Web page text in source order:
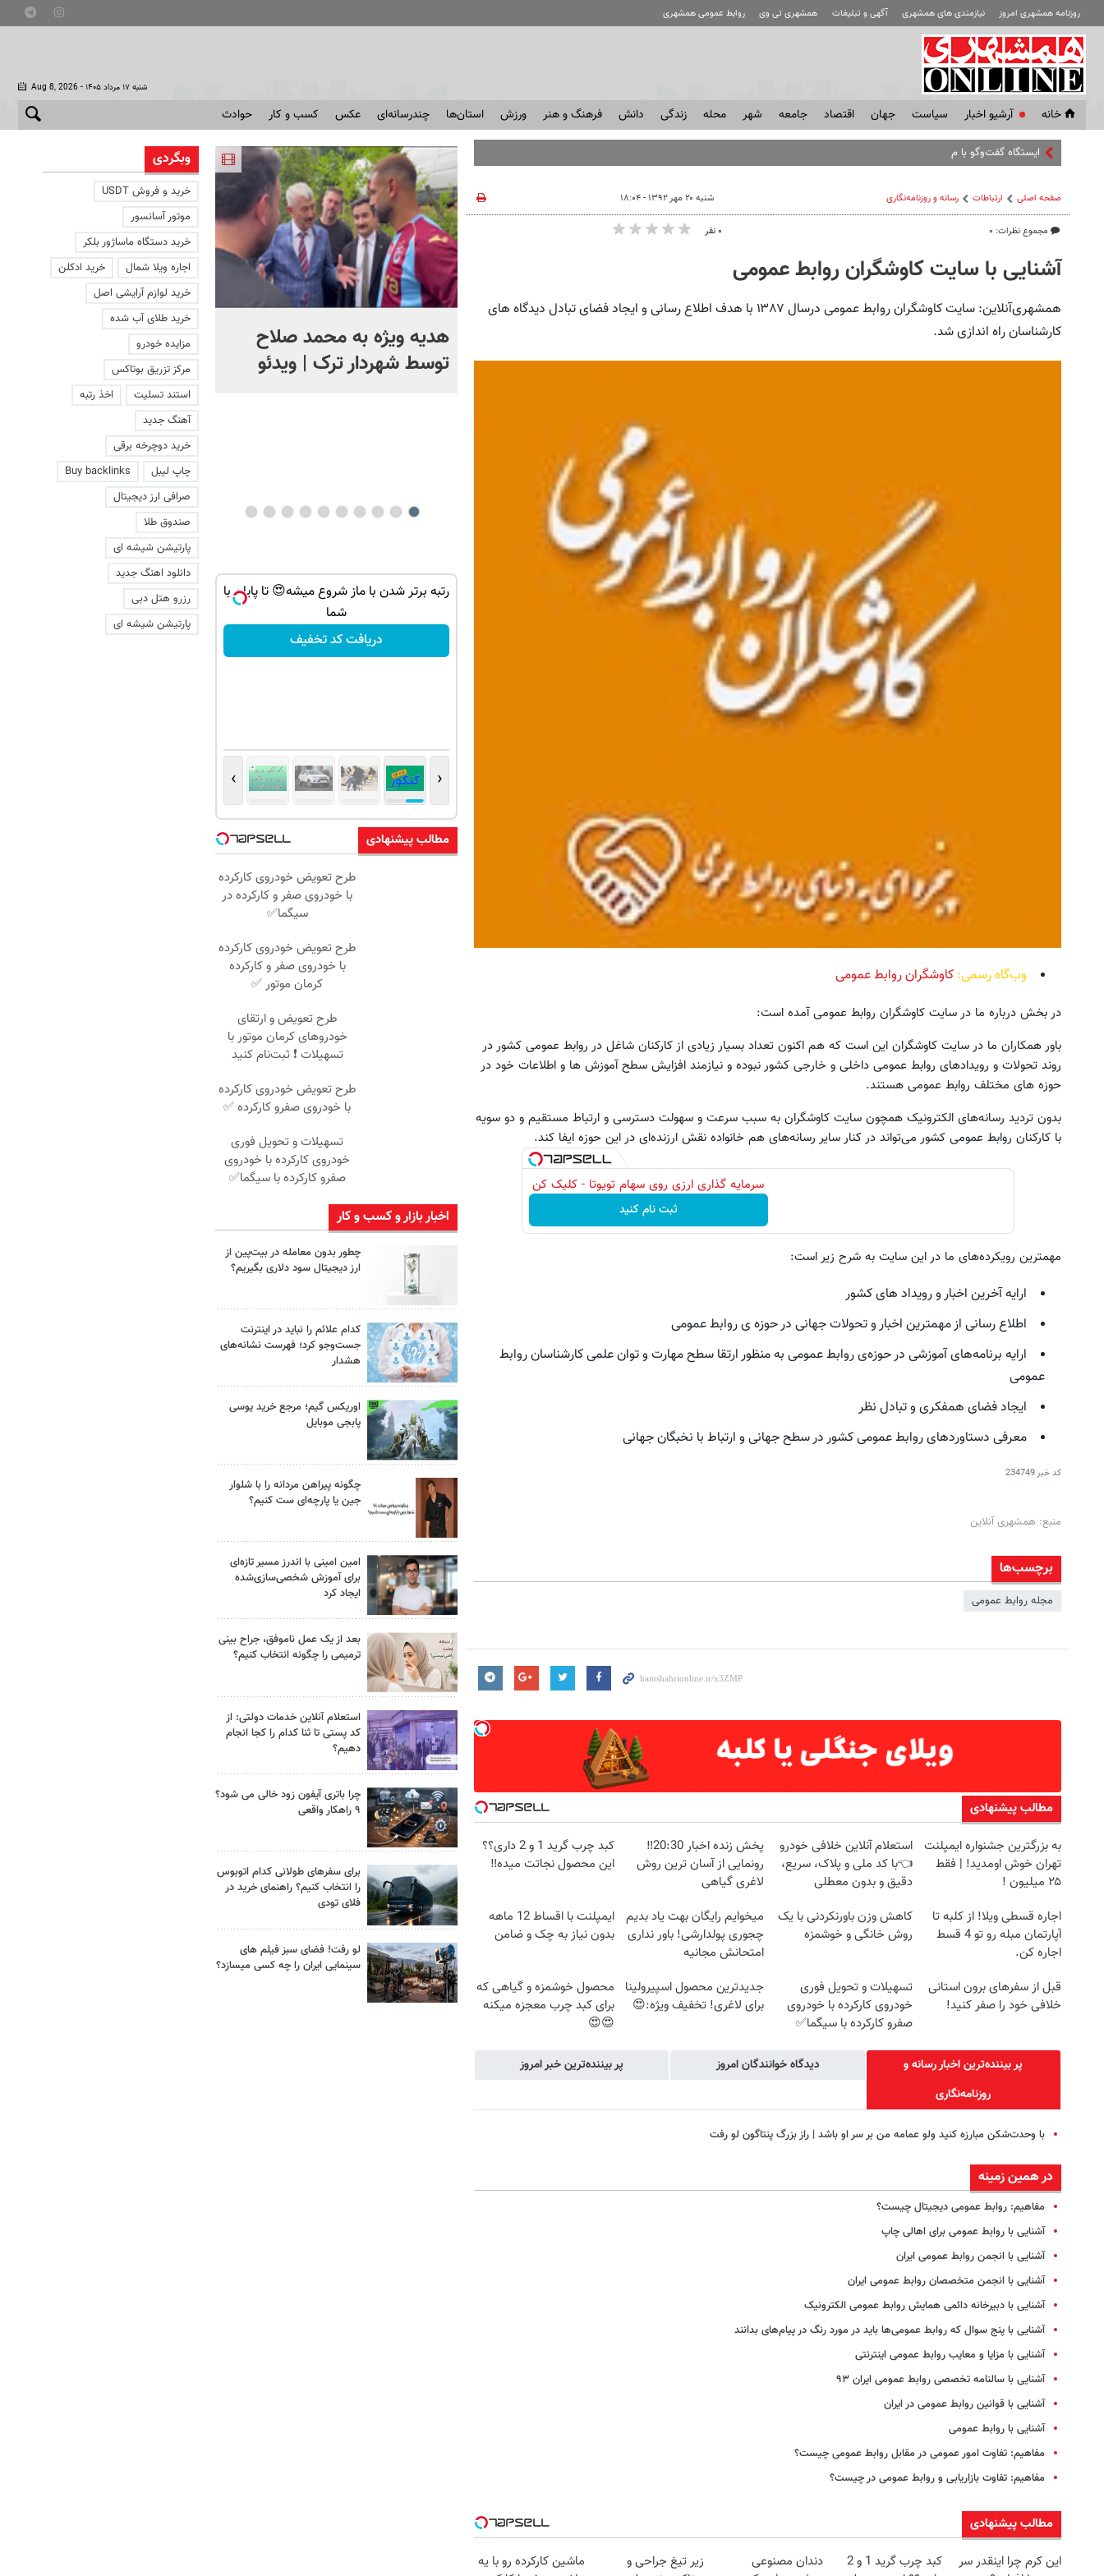
روزنامه همشهری امروز نیازمندی های همشهری آگهی و تبلیغات همشهری تی وی روابط عمومی همشهری
Aug 8, 2026 - شنبه ۱۷ مرداد ۱۴۰۵
خانه آرشیو اخبار سياست جهان اقتصاد جامعه شهر محله زندگی دانش فرهنگ و هنر ورزش استان‌ها چندرسانه‌ای عکس کسب و کار حوادث
ایستگاه گفت‌وگو با مسافران مترو
صفحه اصلی ارتباطات رسانه و روزنامه‌نگاری
مجموع نظرات: ۰
شنبه ۲۰ مهر ۱۳۹۲ - ۱۸:۰۴
۰ نفر
آشنایی با سایت کاوشگران روابط عمومی
همشهری‌آنلاین: سایت کاوشگران روابط عمومی درسال ۱۳۸۷ با هدف اطلاع رسانی و ایجاد فضای تبادل دیدگاه های
کارشناسان راه اندازی شد.
وب‌گاه رسمی: کاوشگران روابط عمومی
در بخش درباره ما در سایت کاوشگران روابط عمومی آمده است:
باور همکاران ما در سایت کاوشگران این است که هم اکنون تعداد بسیار زیادی از کارکنان شاغل در روابط عمومی کشور در
روند تحولات و رویدادهای روابط عمومی داخلی و خارجی کشور نبوده و نیازمند افزایش سطح آموزش ها و اطلاعات خود در
حوزه های مختلف روابط عمومی هستند.
بدون تردید رسانه‌های الکترونیک همچون سایت کاوشگران به سبب سرعت و سهولت دسترسی و ارتباط مستقیم و دو سویه
با کارکنان روابط عمومی کشور می‌تواند در کنار سایر رسانه‌های هم خانواده نقش ارزنده‌ای در این حوزه ایفا کند.
سرمایه گذاری ارزی روی سهام تویوتا - کلیک کن
ثبت نام کنید
مهمترین رویکرده‌های ما در این سایت به شرح زیر است:
ارایه آخرین اخبار و رویداد های کشور
اطلاع رسانی از مهمترین اخبار و تحولات جهانی در حوزه ی روابط عمومی
ارایه برنامه‌های آموزشی در حوزه‌ی روابط عمومی به منظور ارتقا سطح مهارت و توان علمی کارشناسان روابط
عمومی
ایجاد فضای همفکری و تبادل نظر
معرفی دستاوردهای روابط عمومی کشور در سطح جهانی و ارتباط با نخبگان جهانی
کد خبر234749
منبع: همشهری آنلاین
برچسب‌ها
مجله روابط عمومی
مطالب پیشنهادی
به بزرگترین جشنواره ایمپلنت
تهران خوش اومدید! | فقط
۲۵ میلیون !
استعلام آنلاین خلافی خودرو
👈با کد ملی و پلاک، سریع،
دقیق و بدون معطلی
پخش زنده اخبار 20:30‼️
رونمایی از آسان ترین روش
لاغری گیاهی
کبد چرب گرید 1 و 2 داری؟؟
این محصول نجاتت میده‼️
اجاره‌ قسطی ویلا! از کلبه تا
آپارتمان مبله رو تو 4 قسط
اجاره کن.
کاهش وزن باورنکردنی با یک
روش خانگی و خوشمزه
میخوایم رایگان بهت یاد بدیم
چجوری پولدارشی! باور نداری
امتحانش مجانیه
ایمپلنت با اقساط 12 ماهه
بدون نیاز به چک و ضامن
قبل از سفرهای برون استانی
خلافی خود را صفر کنید!
تسهیلات و تحویل فوری
خودروی کارکرده با خودروی
صفرو کارکرده با سیگما✅
جدیدترین محصول اسپیرولینا
برای لاغری! تخفیف ویژه:😍
محصول خوشمزه و گیاهی که
برای کبد چرب معجزه میکنه
😍😍
پر بیننده‌ترین اخبار رسانه و
روزنامه‌نگاری
دیدگاه خوانندگان امروز پر بیننده‌ترین خبر امروز
با وحدت‌شکن مبارزه کنید ولو عمامه من بر سر او باشد | راز بزرگ پنتاگون لو رفت
در همین زمینه
مفاهیم: روابط عمومی دیجیتال چیست؟
آشنایی با روابط عمومی برای اهالی چاپ
آشنایی با انجمن روابط عمومی ایران
آشنایی با انجمن متخصصان روابط عمومی ایران
آشنایی با دبیرخانه دائمی همایش روابط عمومی الکترونیک
آشنایی با پنج سوال که روابط عمومی‌ها باید در مورد رنگ در پیام‌‌های بدانند
آشنایی با مزایا و معایب روابط عمومی اینترنتی
آشنایی با سالنامه تخصصی روابط عمومی ایران ۹۳
آشنایی با قوانین روابط عمومی در ایران
آشنایی با روابط عمومی
مفاهیم: تفاوت امور عمومی در مقابل روابط عمومی چیست؟
مفاهیم: تفاوت بازاریابی و روابط عمومی در چیست؟
مطالب پیشنهادی
این کرم چرا اینقدر سر
کبد چرب گرید 1 و 2
دندان مصنوعی
زیر تیغ جراحی و
ماشین کارکرده رو با یه
است؛ گوشت ارزان می‌شود یا
هدیه ویژه به محمد صلاح
توسط شهردار ترک | ویدئو
تصاویری از محل انفجار گاز
آبادان | ویدئو
الماس ماز: موفقیت به بهای کم
دریافت کد تخفیف
دسترسی نامحدود به بهترین آموزش‌ها تا روز
کنکور
دریافت کد تخفیف
جک s5 داری برای فروش؟ با کارنامه به
رتبه برتر شدن با ماز شروع میشه😍 تا پایان با
شما
دریافت کد تخفیف
‹
›
مطالب پیشنهادی
طرح تعویض خودروی کارکرده
با خودروی صفر و کارکرده در
سیگما✅
طرح تعویض خودروی کارکرده
با خودروی صفر و کارکرده
کرمان موتور ✅
طرح تعویض و ارتقای
خودروهای کرمان موتور با
تسهیلات ❗ ثبت‌نام کنید
طرح تعویض خودروی کارکرده
با خودروی صفرو کارکرده ✅
تسهیلات و تحویل فوری
خودروی کارکرده با خودروی
صفرو کارکرده با سیگما✅
اخبار بازار و کسب و کار
چطور بدون معامله در بیت‌پین از
ارز دیجیتال سود دلاری بگیریم؟
کدام علائم را نباید در اینترنت
جست‌وجو کرد؛ فهرست نشانه‌های
هشدار
اوریکس گیم؛ مرجع خرید یوسی
پابجی موبایل
چگونه پیراهن مردانه را با شلوار
جین یا پارچه‌ای ست کنیم؟
امین امینی با اندرز مسیر تازه‌ای
برای آموزش شخصی‌سازی‌شده
ایجاد کرد
بعد از یک عمل ناموفق، جراح بینی
ترمیمی را چگونه انتخاب کنیم؟
استعلام آنلاین خدمات دولتی: از
کد پستی تا ثنا کدام را کجا انجام
دهیم؟
چرا باتری آیفون زود خالی می شود؟
۹ راهکار واقعی
برای سفرهای طولانی کدام اتوبوس
را انتخاب کنیم؟ راهنمای خرید در
فلای تودی
لو رفت! فضای سبز فیلم های
سینمایی ایران را چه کسی میسازد؟
وبگردی
خرید و فروش USDT
موتور آسانسور
خرید دستگاه ماساژور بلکر
اجاره ویلا شمال
خرید ادکلن
خرید لوازم آرایشی اصل
خرید طلای آب شده
مزایده خودرو
مرکز تزریق بوتاکس
استند تسلیت
اخذ رتبه
آهنگ جدید
خرید دوچرخه برقی
چاپ لیبل
Buy backlinks
صرافی ارز دیجیتال
صندوق طلا
پارتیشن شیشه ای
دانلود اهنگ جدید
رزرو هتل دبی
پارتیشن شیشه ای